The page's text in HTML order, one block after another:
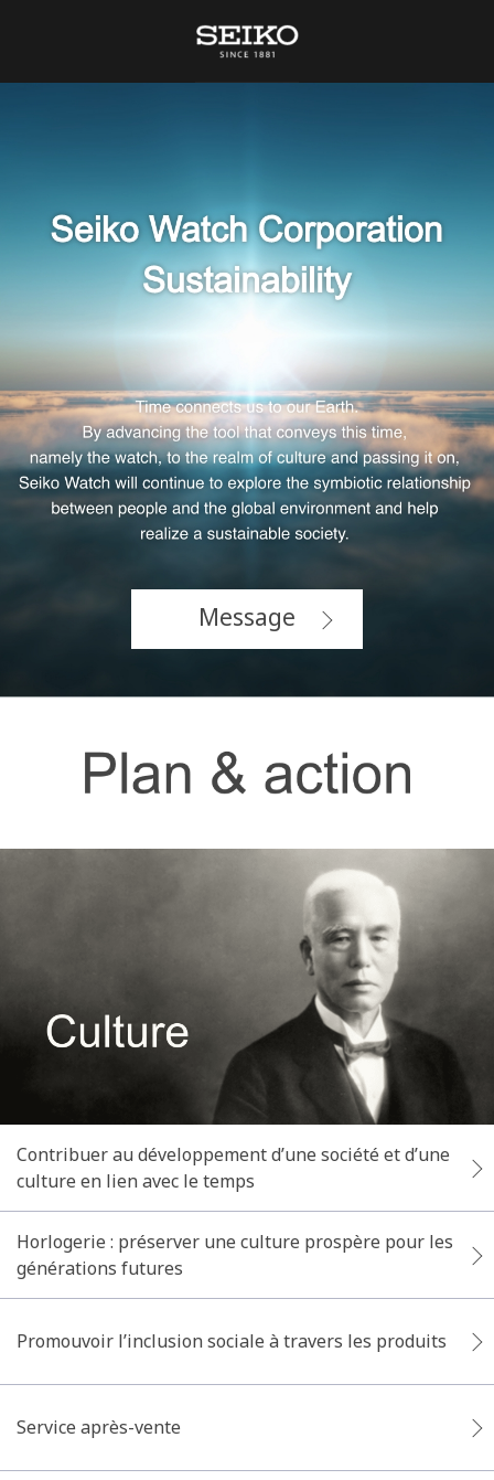
Message
Contribuer au développement d’une société et d’une
culture en lien avec le temps
Horlogerie : préserver une culture prospère pour les
générations futures
Promouvoir l’inclusion sociale à travers les produits
Service après-vente